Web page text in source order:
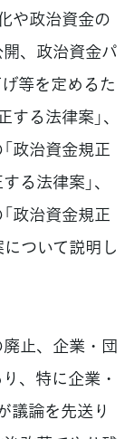
や政治資金の
、政治資金パ
等を定めるた
る法律案」、
政治資金規正
法律案」、
政治資金規正
ついて説明し
止、企業・団
、特に企業・
議論を先送り